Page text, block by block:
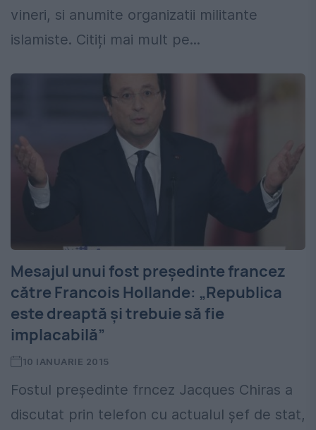
vineri, si anumite organizatii militante
islamiste. Citiți mai mult pe...
Mesajul unui fost președinte francez
către Francois Hollande: „Republica
este dreaptă și trebuie să fie
implacabilă”
10 IANUARIE 2015
Fostul președinte frncez Jacques Chiras a
discutat prin telefon cu actualul șef de stat,